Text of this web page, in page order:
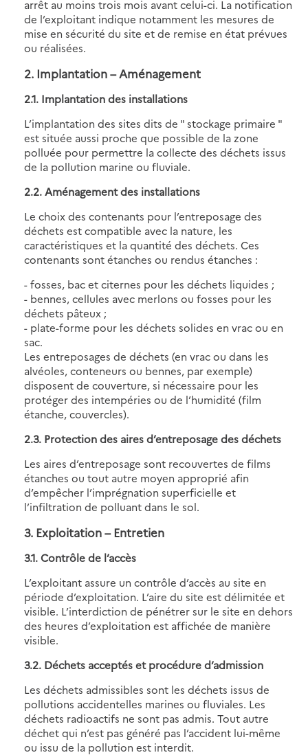
arrêt au moins trois mois avant celui-ci. La notification
de l’exploitant indique notamment les mesures de
mise en sécurité du site et de remise en état prévues
ou réalisées.
2. Implantation – Aménagement
2.1. Implantation des installations
L’implantation des sites dits de " stockage primaire "
est située aussi proche que possible de la zone
polluée pour permettre la collecte des déchets issus
de la pollution marine ou fluviale.
2.2. Aménagement des installations
Le choix des contenants pour l’entreposage des
déchets est compatible avec la nature, les
caractéristiques et la quantité des déchets. Ces
contenants sont étanches ou rendus étanches :
- fosses, bac et citernes pour les déchets liquides ;
- bennes, cellules avec merlons ou fosses pour les
déchets pâteux ;
- plate-forme pour les déchets solides en vrac ou en
sac.
Les entreposages de déchets (en vrac ou dans les
alvéoles, conteneurs ou bennes, par exemple)
disposent de couverture, si nécessaire pour les
protéger des intempéries ou de l’humidité (film
étanche, couvercles).
2.3. Protection des aires d’entreposage des déchets
Les aires d’entreposage sont recouvertes de films
étanches ou tout autre moyen approprié afin
d’empêcher l’imprégnation superficielle et
l’infiltration de polluant dans le sol.
3. Exploitation – Entretien
3.1. Contrôle de l’accès
L’exploitant assure un contrôle d’accès au site en
période d’exploitation. L’aire du site est délimitée et
visible. L’interdiction de pénétrer sur le site en dehors
des heures d’exploitation est affichée de manière
visible.
3.2. Déchets acceptés et procédure d’admission
Les déchets admissibles sont les déchets issus de
pollutions accidentelles marines ou fluviales. Les
déchets radioactifs ne sont pas admis. Tout autre
déchet qui n’est pas généré pas l’accident lui-même
ou issu de la pollution est interdit.